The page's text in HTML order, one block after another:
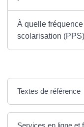
À quelle
scolarisation
Textes de référence
Services en ligne et